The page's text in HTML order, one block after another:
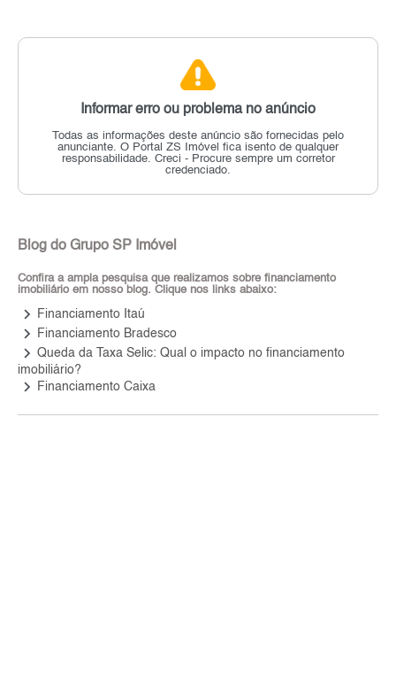
Informar erro ou problema no anúncio
Todas as informações deste anúncio são fornecidas pelo
anunciante. O Portal ZS Imóvel fica isento de qualquer
responsabilidade. Creci - Procure sempre um corretor
credenciado.
Blog do Grupo SP Imóvel
Confira a ampla pesquisa que realizamos sobre financiamento
imobiliário em nosso blog. Clique nos links abaixo:
keyboard_arrow_right Financiamento Itaú
keyboard_arrow_right Financiamento Bradesco
keyboard_arrow_right Queda da Taxa Selic: Qual o impacto no financiamento
imobiliário?
keyboard_arrow_right Financiamento Caixa